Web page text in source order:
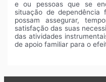
e ou pessoas que se
situação de
possam assegurar,
satisfação das suas
das atividades
de apoio familiar para o